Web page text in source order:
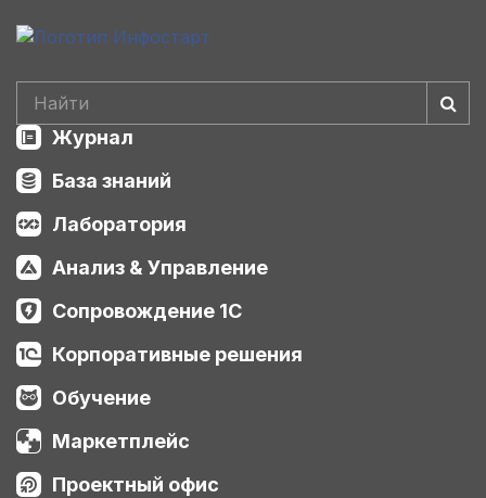
Журнал
База знаний
Лаборатория
Анализ & Управление
Сопровождение 1С
Корпоративные решения
Обучение
Маркетплейс
Проектный офис